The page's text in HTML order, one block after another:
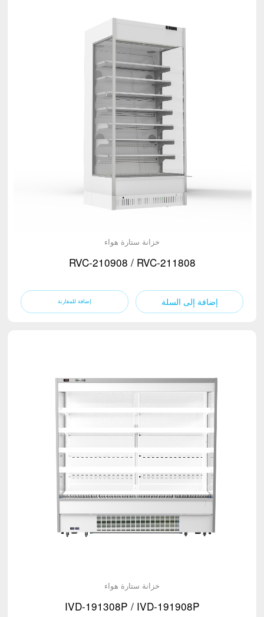
خزانة ستارة هواء
RVC-210908 / RVC-211808
إضافة إلى السلة
خزانة ستارة هواء
IVD-191308P / IVD-191908P